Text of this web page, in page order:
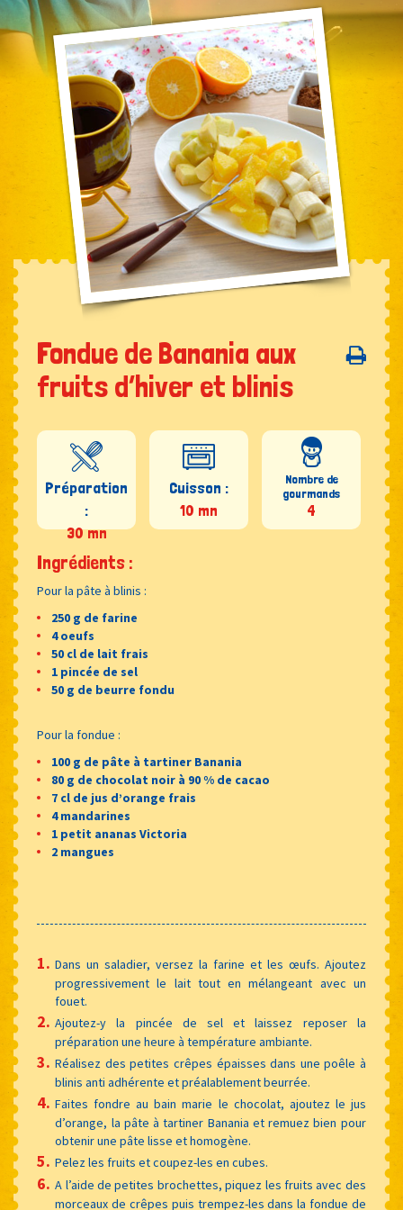
Fondue de Banania aux
fruits d’hiver et blinis
Préparation
:
30 mn
Cuisson :
10 mn
Nombre de
gourmands
4
Ingrédients :
Pour la pâte à blinis :
250 g de farine
4 oeufs
50 cl de lait frais
1 pincée de sel
50 g de beurre fondu
Pour la fondue :
100 g de pâte à tartiner Banania
80 g de chocolat noir à 90 % de cacao
7 cl de jus d’orange frais
4 mandarines
1 petit ananas Victoria
2 mangues
Dans un saladier, versez la farine et les œufs. Ajoutez
progressivement le lait tout en mélangeant avec un
fouet.
Ajoutez-y la pincée de sel et laissez reposer la
préparation une heure à température ambiante.
Réalisez des petites crêpes épaisses dans une poêle à
blinis anti adhérente et préalablement beurrée.
Faites fondre au bain marie le chocolat, ajoutez le jus
d’orange, la pâte à tartiner Banania et remuez bien pour
obtenir une pâte lisse et homogène.
Pelez les fruits et coupez-les en cubes.
A l’aide de petites brochettes, piquez les fruits avec des
morceaux de crêpes puis trempez-les dans la fondue de